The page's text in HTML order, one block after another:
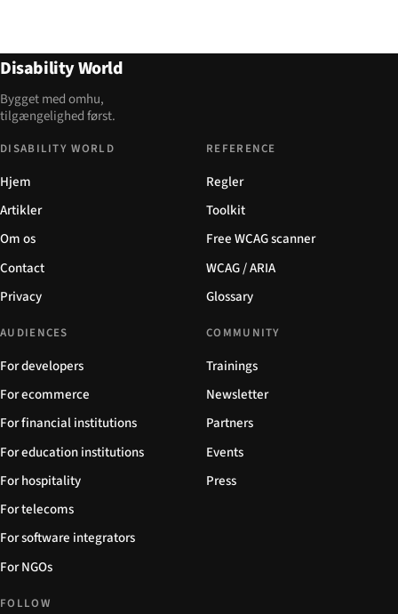
Disability World
Bygget med omhu,
tilgængelighed først.
DISABILITY WORLD
Hjem
Artikler
Om os
Contact
Privacy
REFERENCE
Regler
Toolkit
Free WCAG scanner
WCAG / ARIA
Glossary
AUDIENCES
For developers
For ecommerce
For financial institutions
For education institutions
For hospitality
For telecoms
For software integrators
For NGOs
COMMUNITY
Trainings
Newsletter
Partners
Events
Press
FOLLOW